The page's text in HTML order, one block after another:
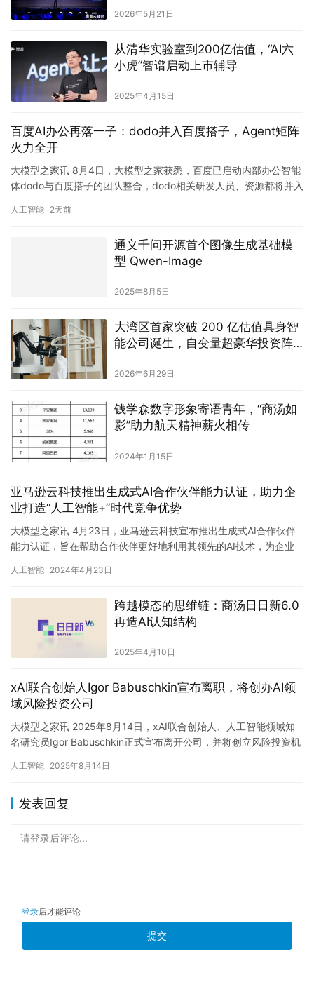
2026年5月21日
从清华实验室到200亿估值，“AI六
小虎”智谱启动上市辅导
2025年4月15日
百度AI办公再落一子：dodo并入百度搭子，Agent矩阵
火力全开
大模型之家讯 8月4日，大模型之家获悉，百度已启动内部办公智能
体dodo与百度搭子的团队整合，dodo相关研发人员、资源都将并入
人工智能 2天前
通义千问开源首个图像生成基础模
型 Qwen-Image
2025年8月5日
大湾区首家突破 200 亿估值具身智
能公司诞生，自变量超豪华投资阵
2026年6月29日
钱学森数字形象寄语青年，“商汤如
影”助力航天精神薪火相传
2024年1月15日
亚马逊云科技推出生成式AI合作伙伴能力认证，助力企
业打造“人工智能+”时代竞争优势
大模型之家讯 4月23日，亚马逊云科技宣布推出生成式AI合作伙伴
能力认证，旨在帮助合作伙伴更好地利用其领先的AI技术，为企业
人工智能 2024年4月23日
跨越模态的思维链：商汤日日新6.0
再造AI认知结构
2025年4月10日
xAI联合创始人Igor Babuschkin宣布离职，将创办AI领
域风险投资公司
大模型之家讯 2025年8月14日，xAI联合创始人、人工智能领域知
名研究员Igor Babuschkin正式宣布离开公司，并将创立风险投资机
人工智能 2025年8月14日
发表回复
请登录后评论...
登录后才能评论
提交